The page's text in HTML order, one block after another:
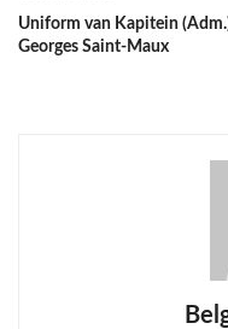
Uniform van Kapitein
Georges Saint-Maux